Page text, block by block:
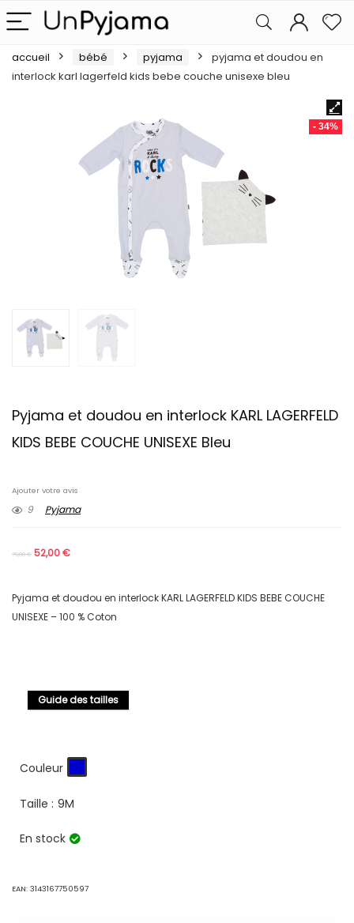
accueil bébé pyjama
pyjama et doudou en
interlock karl lagerfeld kids bebe couche unisexe bleu
- 34%
Pyjama et doudou en interlock KARL LAGERFELD
KIDS BEBE COUCHE UNISEXE Bleu
Ajouter votre avis
9 Pyjama
79,00€ 52,00€
Pyjama et doudou en interlock KARL LAGERFELD KIDS BEBE COUCHE
UNISEXE – 100 % Coton
Guide des tailles
Couleur
Taille : 9M
En stock
EAN: 3143167750597